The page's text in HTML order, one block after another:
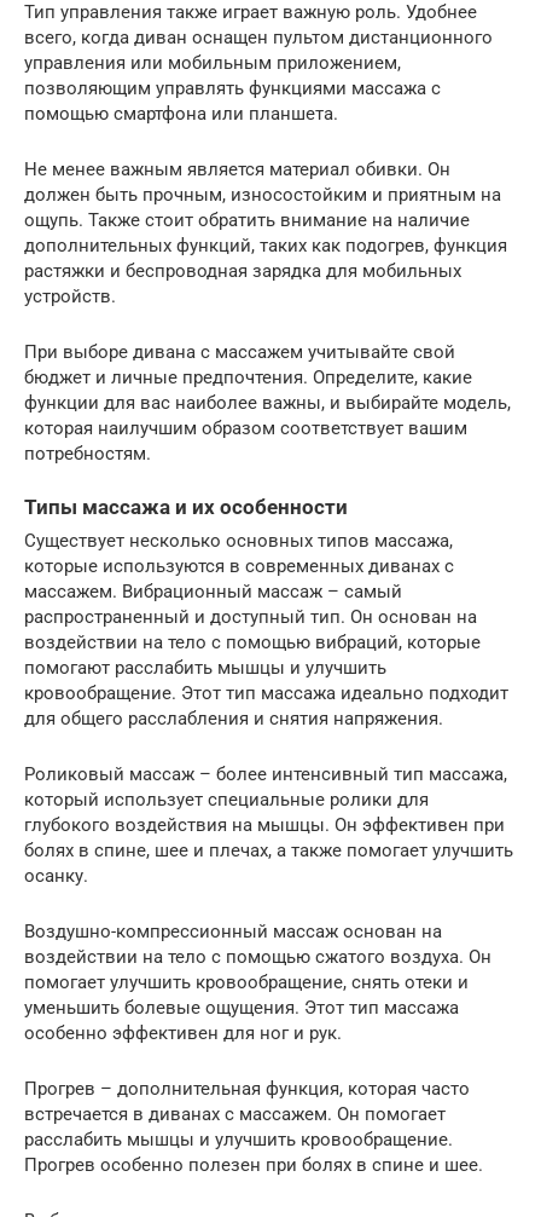
Тип управления также играет важную роль. Удобнее
всего, когда диван оснащен пультом дистанционного
управления или мобильным приложением,
позволяющим управлять функциями массажа с
помощью смартфона или планшета.
Не менее важным является материал обивки. Он
должен быть прочным, износостойким и приятным на
ощупь. Также стоит обратить внимание на наличие
дополнительных функций, таких как подогрев, функция
растяжки и беспроводная зарядка для мобильных
устройств.
При выборе дивана с массажем учитывайте свой
бюджет и личные предпочтения. Определите, какие
функции для вас наиболее важны, и выбирайте модель,
которая наилучшим образом соответствует вашим
потребностям.
Типы массажа и их особенности
Существует несколько основных типов массажа,
которые используются в современных диванах с
массажем. Вибрационный массаж – самый
распространенный и доступный тип. Он основан на
воздействии на тело с помощью вибраций, которые
помогают расслабить мышцы и улучшить
кровообращение. Этот тип массажа идеально подходит
для общего расслабления и снятия напряжения.
Роликовый массаж – более интенсивный тип массажа,
который использует специальные ролики для
глубокого воздействия на мышцы. Он эффективен при
болях в спине, шее и плечах, а также помогает улучшить
осанку.
Воздушно-компрессионный массаж основан на
воздействии на тело с помощью сжатого воздуха. Он
помогает улучшить кровообращение, снять отеки и
уменьшить болевые ощущения. Этот тип массажа
особенно эффективен для ног и рук.
Прогрев – дополнительная функция, которая часто
встречается в диванах с массажем. Он помогает
расслабить мышцы и улучшить кровообращение.
Прогрев особенно полезен при болях в спине и шее.